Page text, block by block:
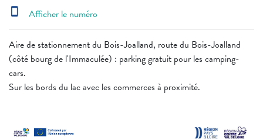
Aire de stationnement du Bois-Joalland, route du Bois-Joalland
(côté bourg de l'Immaculée) : parking gratuit pour les camping-
cars.
Sur les bords du lac avec les commerces à proximité.
smartphone Afficher le numéro